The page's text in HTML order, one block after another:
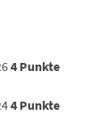
4 Punkte
4 Punkte